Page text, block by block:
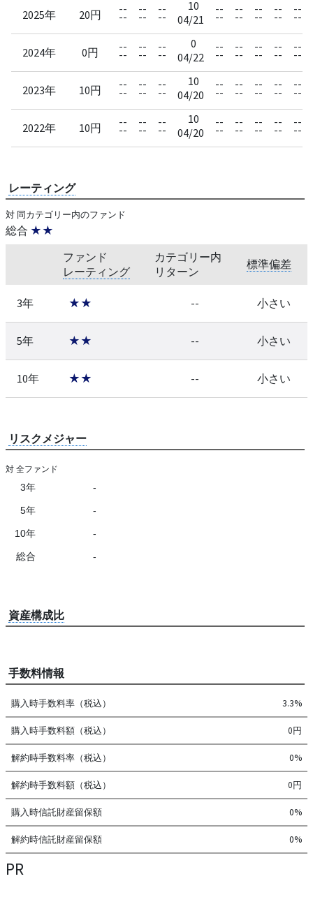
2025年 20円 --
--
--
--
--
--
10
04/21
--
--
--
--
--
--
--
--
--
--
2024年 0円 --
--
--
--
--
--
0
04/22
--
--
--
--
--
--
--
--
--
--
2023年 10円 --
--
--
--
--
--
10
04/20
--
--
--
--
--
--
--
--
--
--
2022年 10円 --
--
--
--
--
--
10
04/20
--
--
--
--
--
--
--
--
--
--
レーティング
対 同カテゴリー内のファンド
総合 ★★
ファンド
レーティング
カテゴリー内
リターン
標準偏差
3年 ★★ -- 小さい
5年 ★★ -- 小さい
10年 ★★ -- 小さい
リスクメジャー
対 全ファンド
3年 -
5年 -
10年 -
総合 -
資産構成比
手数料情報
購入時手数料率（税込） 3.3%
購入時手数料額（税込） 0円
解約時手数料率（税込） 0%
解約時手数料額（税込） 0円
購入時信託財産留保額 0%
解約時信託財産留保額 0%
PR